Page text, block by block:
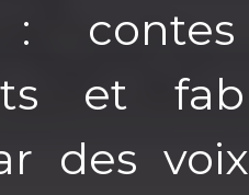
:
et
des